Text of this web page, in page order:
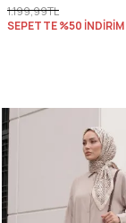
1.199,99TL
SEPETTE %50 İNDİRİM